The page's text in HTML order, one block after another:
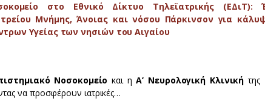
στο Εθνικό Δίκτυο Τηλεϊατρικής (ΕΔιΤ):
Μνήμης, Άνοιας και νόσου Πάρκινσον για
Υγείας των νησιών του Αιγαίου
Νοσοκομείο και ηΑ’ Νευρολογική Κλινική της
να προσφέρουν ιατρικές…